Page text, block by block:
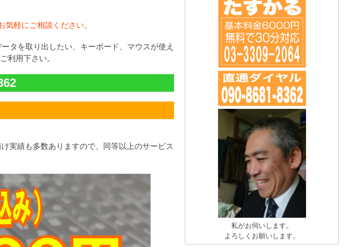
軽にご相談ください。
タを取り出したい、キーボード、マウスが使え
利用下さい。
実績も多数ありますので、同等以上のサービス
私がお伺いします。
よろしくお願いします。